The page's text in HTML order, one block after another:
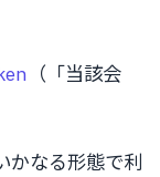
（「当該会
かなる形態で利